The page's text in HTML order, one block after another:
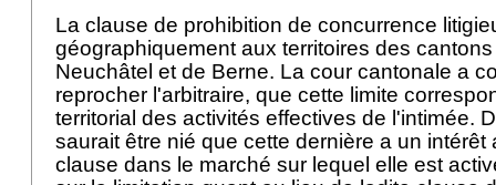
La clause de prohibition de concurrence
géographiquement aux territoires des
Neuchâtel et de Berne. La cour cantonale a
reprocher l'arbitraire, que cette limite
territorial des activités effectives de l'intimée.
saurait être nié que cette dernière a un intérêt
clause dans le marché sur lequel elle est